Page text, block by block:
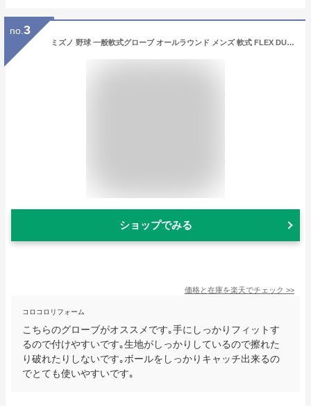
no. 3
ミズノ 野球 一般軟式グローブ オールラウンド メンズ 軟式 FLEX DUO III オール12 1AJGR05320 MIZUNO
ショップでみる
価格と在庫を楽天でチェック >>
コロコロリフォーム
こちらのグローブがオススメです｡手にしっかりフィットす
るので付けやすいです｡生地がしっかりしているので擦れた
り破れたりしないです｡ボールをしっかりキャッチ出来るの
でとても使いやすいです｡